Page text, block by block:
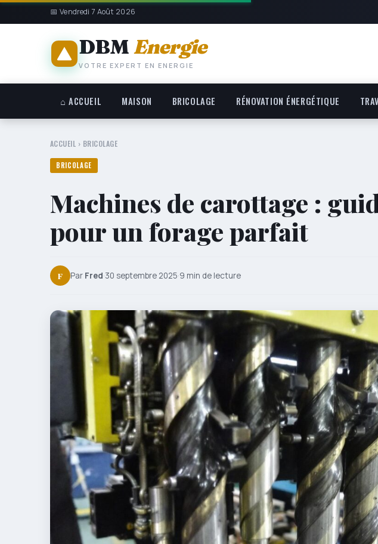
📅 Vendredi 7 Août 2026
DBM Energie
VOTRE EXPERT EN ENERGIE
⌂ ACCUEIL MAISON BRICOLAGE RÉNOVATION ÉNERGÉTIQUE
ACCUEIL › BRICOLAGE
BRICOLAGE
Machines de carottage :
pour un forage parfait
F Par Fred·30 septembre 2025·9 min de lecture